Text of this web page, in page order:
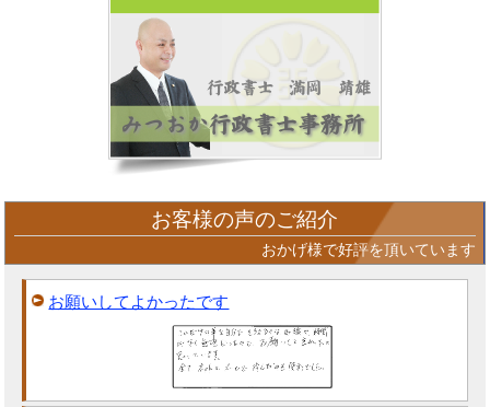
お客様の声のご紹介
おかげ様で好評を頂いています
お願いしてよかったです